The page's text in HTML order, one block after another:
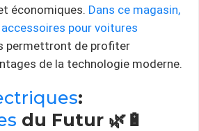
économiques. Dans ce magasin,
pour voitures
permettront de profiter
de la technologie moderne.
:
du Futur 🌿🔋